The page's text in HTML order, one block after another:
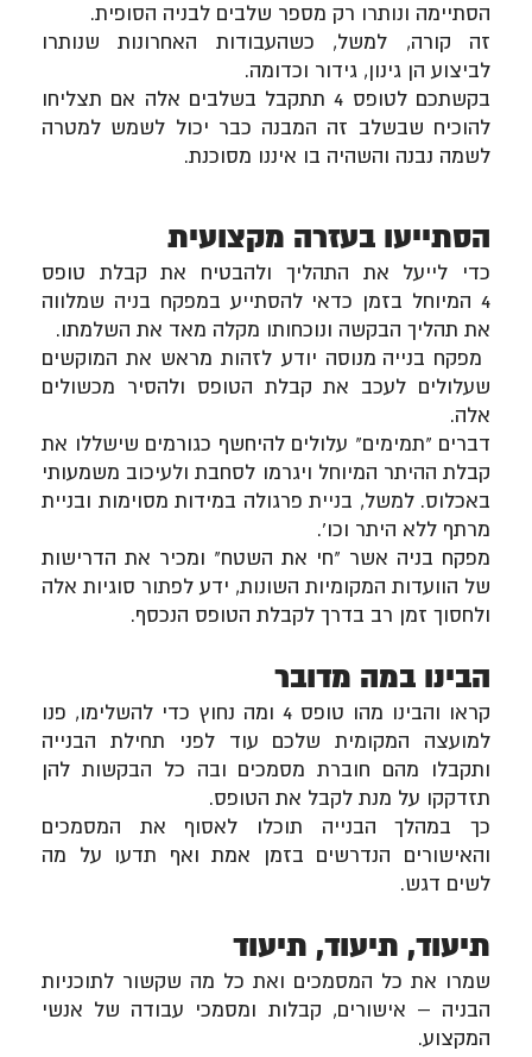
הסתיימה ונותרו רק מספר שלבים לבניה הסופית.
זה קורה, למשל, כשהעבודות האחרונות שנותרו
לביצוע הן גינון, גידור וכדומה.
בקשתכם לטופס 4 תתקבל בשלבים אלה אם תצליחו
להוכיח שבשלב זה המבנה כבר יכול לשמש למטרה
לשמה נבנה והשהיה בו איננו מסוכנת.
הסתייעו בעזרה מקצועית
כדי לייעל את התהליך ולהבטיח את קבלת טופס
4 המיוחל בזמן כדאי להסתייע במפקח בניה שמלווה
את תהליך הבקשה ונוכחותו מקלה מאד את השלמתו.
מפקח בנייה מנוסה יודע לזהות מראש את המוקשים
שעלולים לעכב את קבלת הטופס ולהסיר מכשולים
אלה.
דברים "תמימים" עלולים להיחשף כגורמים שישללו את
קבלת ההיתר המיוחל ויגרמו לסחבת ולעיכוב משמעותי
באכלוס. למשל, בניית פרגולה במידות מסוימות ובניית
מרתף ללא היתר וכו'.
מפקח בניה אשר "חי את השטח" ומכיר את הדרישות
של הוועדות המקומיות השונות, ידע לפתור סוגיות אלה
ולחסוך זמן רב בדרך לקבלת הטופס הנכסף.
הבינו במה מדובר
קראו והבינו מהו טופס 4 ומה נחוץ כדי להשלימו, פנו
למועצה המקומית שלכם עוד לפני תחילת הבנייה
ותקבלו מהם חוברת מסמכים ובה כל הבקשות להן
תזדקקו על מנת לקבל את הטופס.
כך במהלך הבנייה תוכלו לאסוף את המסמכים
והאישורים הנדרשים בזמן אמת ואף תדעו על מה
לשים דגש.
תיעוד, תיעוד, תיעוד
שמרו את כל המסמכים ואת כל מה שקשור לתוכניות
הבניה – אישורים, קבלות ומסמכי עבודה של אנשי
המקצוע.